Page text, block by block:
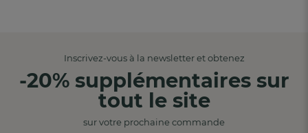
Inscrivez-vous à la newsletter et obtenez
-20% supplémentaires sur
tout le site
sur votre prochaine commande